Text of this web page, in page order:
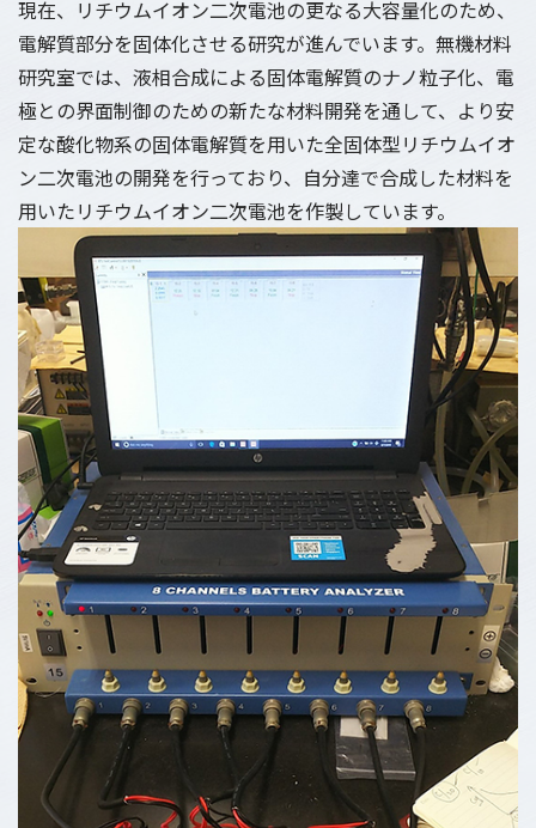
現在、リチウムイオン二次電池の更なる大容量化のため、
電解質部分を固体化させる研究が進んでいます。無機材料
研究室では、液相合成による固体電解質のナノ粒子化、電
極との界面制御のための新たな材料開発を通して、より安
定な酸化物系の固体電解質を用いた全固体型リチウムイオ
ン二次電池の開発を行っており、自分達で合成した材料を
用いたリチウムイオン二次電池を作製しています。